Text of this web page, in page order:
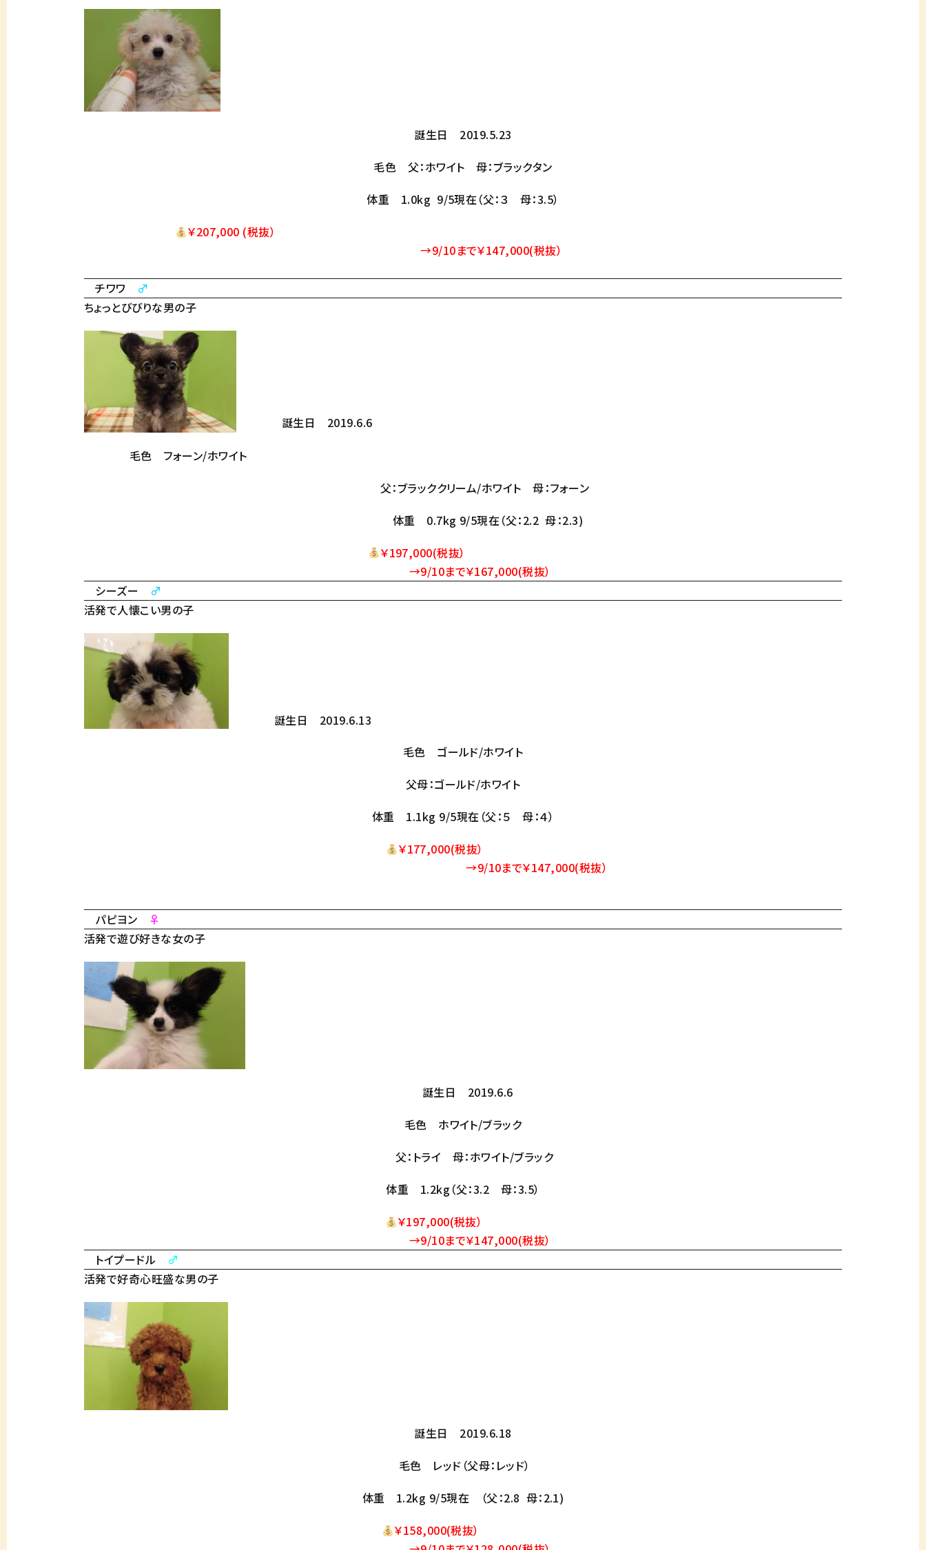
誕生日 2019.5.23
毛色 父：ホワイト 母：ブラックタン
体重 1.0kg 9/5現在（父：３ 母：3.5）
￥207,000 (税抜）
→9/10まで￥147,000(税抜）
チワワ ♂
ちょっとびびりな男の子
誕生日 2019.6.6
毛色 フォーン/ホワイト
父：ブラッククリーム/ホワイト 母：フォーン
体重 0.7kg 9/5現在（父：2.2 母：2.3)
￥197,000(税抜）
→9/10まで￥167,000(税抜）
シーズー ♂
活発で人懐こい男の子
誕生日 2019.6.13
毛色 ゴールド/ホワイト
父母：ゴールド/ホワイト
体重 1.1kg 9/5現在（父：５ 母：４）
￥177,000(税抜）
→9/10まで￥147,000(税抜）
パピヨン ♀
活発で遊び好きな女の子
誕生日 2019.6.6
毛色 ホワイト/ブラック
父：トライ 母：ホワイト/ブラック
体重 1.2kg（父：3.2 母：3.5）
￥197,000(税抜）
→9/10まで￥147,000(税抜）
トイプードル ♂
活発で好奇心旺盛な男の子
誕生日 2019.6.18
毛色 レッド（父母：レッド）
体重 1.2kg 9/5現在 （父：2.8 母：2.1)
￥158,000(税抜）